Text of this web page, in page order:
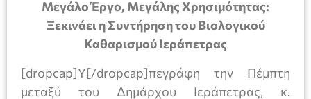
Μεγάλο Έργο, Μεγάλης Χρησιμότητας:
Ξεκινάει η Συντήρηση του Βιολογικού
Καθαρισμού Ιεράπετρας
[dropcap]Υ[/dropcap]πεγράφη την Πέμπτη
μεταξύ του Δημάρχου Ιεράπετρας, κ.